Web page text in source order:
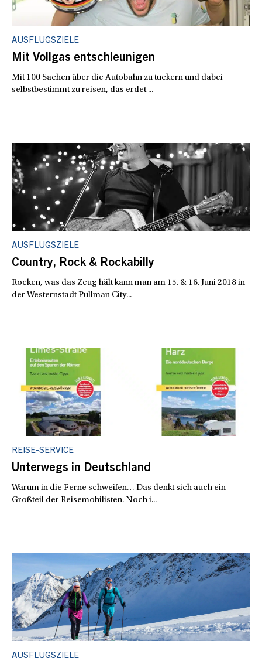
AUSFLUGSZIELE
Mit Vollgas entschleunigen
Mit 100 Sachen über die Autobahn zu tuckern und dabei
selbstbestimmt zu reisen, das erdet ...
AUSFLUGSZIELE
Country, Rock & Rockabilly
Rocken, was das Zeug hält kann man am 15. & 16. Juni 2018 in
der Westernstadt Pullman City...
REISE-SERVICE
Unterwegs in Deutschland
Warum in die Ferne schweifen… Das denkt sich auch ein
Großteil der Reisemobilisten. Noch i...
AUSFLUGSZIELE